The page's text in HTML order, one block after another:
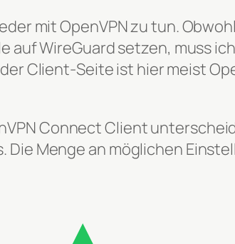
mit OpenVPN zu tun.
WireGuard setzen, muss
Client-Seite ist hier meist
Connect Client
Die Menge an möglichen